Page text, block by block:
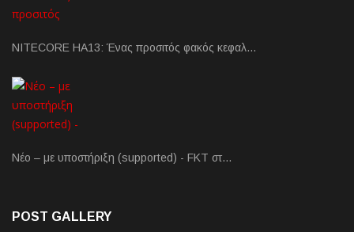
NITECORE HA13: Ένας προσιτός φακός κεφαλ…
Νέο – με υποστήριξη (supported) - FKT στ…
POST GALLERY